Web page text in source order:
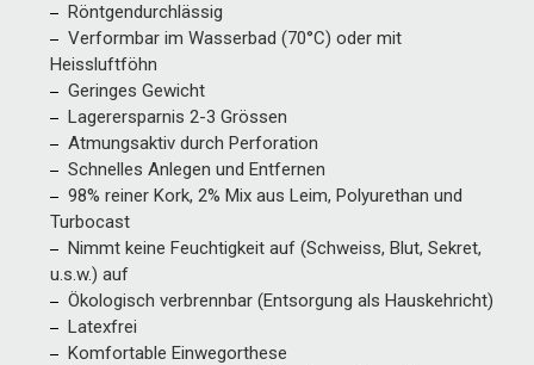
Röntgendurchlässig
Verformbar im Wasserbad (70°C) oder mit
Heissluftföhn
Geringes Gewicht
Lagerersparnis 2-3 Grössen
Atmungsaktiv durch Perforation
Schnelles Anlegen und Entfernen
98% reiner Kork, 2% Mix aus Leim, Polyurethan und
Turbocast
Nimmt keine Feuchtigkeit auf (Schweiss, Blut, Sekret,
u.s.w.) auf
Ökologisch verbrennbar (Entsorgung als Hauskehricht)
Latexfrei
Komfortable Einwegorthese